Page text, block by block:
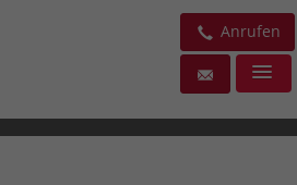
Anrufen